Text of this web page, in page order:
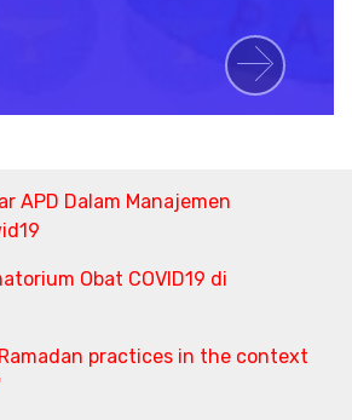
Next
APD Dalam Manajemen
Obat COVID19 di
practices in the context